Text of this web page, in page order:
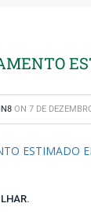
ON 7 DE
ESTIMADO